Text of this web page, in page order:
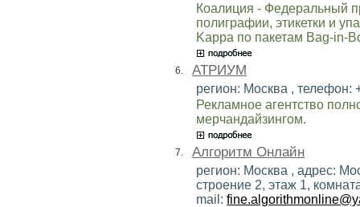
Коалиция - Федеральный
полиграфии, этикетки и
Kappa по пакетам Bag-in-
6. АТРИУМ
регион: Москва , телефон:
Рекламное агентство
мерчандайзингом.
7. Алгоритм Онлайн
регион: Москва , адрес:
строение 2, этаж 1,
mail: